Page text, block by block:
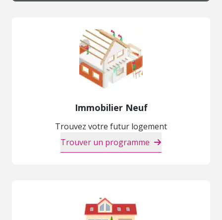
Immobilier Neuf
Trouvez votre futur logement
Trouver un programme